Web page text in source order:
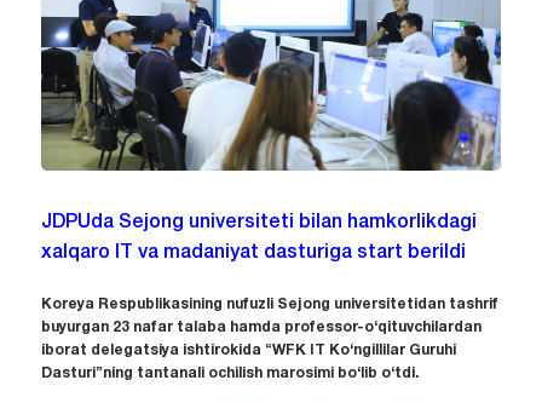
JDPUda Sejong universiteti bilan hamkorlikdagi
xalqaro IT va madaniyat dasturiga start berildi
Koreya Respublikasining nufuzli Sejong universitetidan tashrif
buyurgan 23 nafar talaba hamda professor-o‘qituvchilardan
iborat delegatsiya ishtirokida “WFK IT Ko‘ngillilar Guruhi
Dasturi”ning tantanali ochilish marosimi bo‘lib o‘tdi.